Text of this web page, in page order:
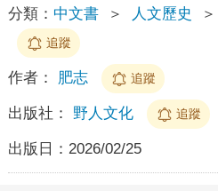
分類： 中文書 ＞ 人文歷史 ＞
追蹤
作者： 肥志 追蹤
出版社： 野人文化 追蹤
出版日： 2026/02/25